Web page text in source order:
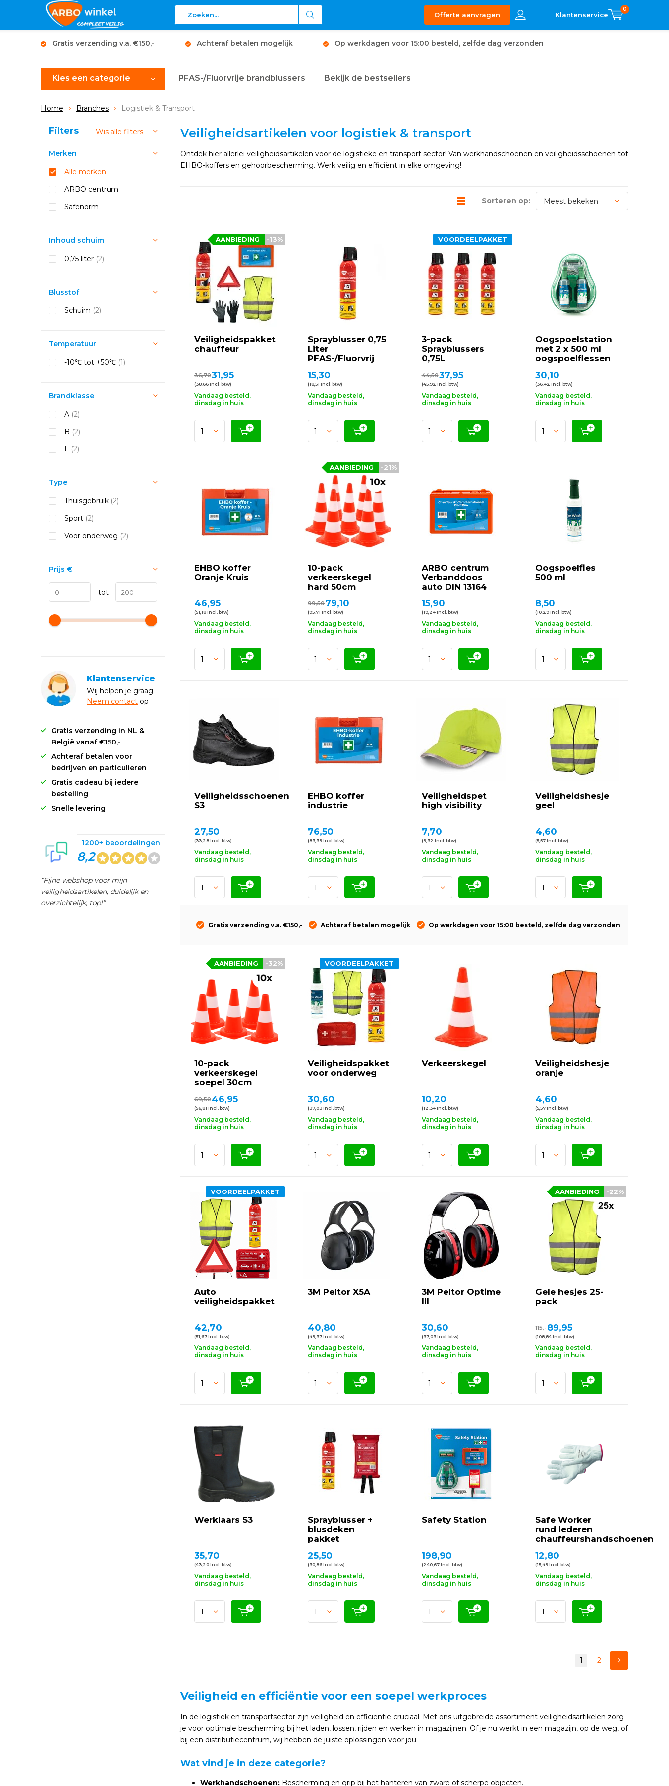
Offerte aanvragen
0
Gratis verzending v.a. €150,- Achteraf betalen mogelijk Op werkdagen voor 15:00 besteld, zelfde dag verzonden
Kies een categorie PFAS-/Fluorvrije brandblussers Bekijk de bestsellers
Home Branches Logistiek & Transport
Veiligheidsartikelen voor logistiek & transport
Ontdek hier allerlei veiligheidsartikelen voor de logistieke en transport sector! Van werkhandschoenen en veiligheidsschoenen tot
EHBO-koffers en gehoorbescherming. Werk veilig en efficiënt in elke omgeving!
Sorteren op:
Veiligheidspakket
chauffeur
-13%
AANBIEDING
36,7031,95
(38,66 Incl. btw)
Vandaag besteld,
dinsdag in huis
Sprayblusser 0,75
Liter
PFAS-/Fluorvrij
15,30
(18,51 Incl. btw)
Vandaag besteld,
dinsdag in huis
3-pack
Sprayblussers
0,75L
VOORDEELPAKKET
44,5037,95
(45,92 Incl. btw)
Vandaag besteld,
dinsdag in huis
Oogspoelstation
met 2 x 500 ml
oogspoelflessen
30,10
(36,42 Incl. btw)
Vandaag besteld,
dinsdag in huis
EHBO koffer
Oranje Kruis
46,95
(51,18 Incl. btw)
Vandaag besteld,
dinsdag in huis
10-pack
verkeerskegel
hard 50cm
-21%
AANBIEDING
99,5079,10
(95,71 Incl. btw)
Vandaag besteld,
dinsdag in huis
ARBO centrum
Verbanddoos
auto DIN 13164
15,90
(19,24 Incl. btw)
Vandaag besteld,
dinsdag in huis
Oogspoelfles
500 ml
8,50
(10,29 Incl. btw)
Vandaag besteld,
dinsdag in huis
Veiligheidsschoenen
S3
27,50
(33,28 Incl. btw)
Vandaag besteld,
dinsdag in huis
EHBO koffer
industrie
76,50
(83,39 Incl. btw)
Vandaag besteld,
dinsdag in huis
Veiligheidspet
high visibility
7,70
(9,32 Incl. btw)
Vandaag besteld,
dinsdag in huis
Veiligheidshesje
geel
4,60
(5,57 Incl. btw)
Vandaag besteld,
dinsdag in huis
Gratis verzending v.a. €150,- Achteraf betalen mogelijk Op werkdagen voor 15:00 besteld, zelfde dag verzonden
10-pack
verkeerskegel
soepel 30cm
-32%
AANBIEDING
69,5046,95
(56,81 Incl. btw)
Vandaag besteld,
dinsdag in huis
Veiligheidspakket
voor onderweg
VOORDEELPAKKET
30,60
(37,03 Incl. btw)
Vandaag besteld,
dinsdag in huis
Verkeerskegel
10,20
(12,34 Incl. btw)
Vandaag besteld,
dinsdag in huis
Veiligheidshesje
oranje
4,60
(5,57 Incl. btw)
Vandaag besteld,
dinsdag in huis
Auto
veiligheidspakket
VOORDEELPAKKET
42,70
(51,67 Incl. btw)
Vandaag besteld,
dinsdag in huis
3M Peltor X5A
40,80
(49,37 Incl. btw)
Vandaag besteld,
dinsdag in huis
3M Peltor Optime
III
30,60
(37,03 Incl. btw)
Vandaag besteld,
dinsdag in huis
Gele hesjes 25-
pack
-22%
AANBIEDING
115,-89,95
(108,84 Incl. btw)
Vandaag besteld,
dinsdag in huis
Werklaars S3
35,70
(43,20 Incl. btw)
Vandaag besteld,
dinsdag in huis
Sprayblusser +
blusdeken
pakket
25,50
(30,86 Incl. btw)
Vandaag besteld,
dinsdag in huis
Safety Station
198,90
(240,67 Incl. btw)
Vandaag besteld,
dinsdag in huis
Safe Worker
rund lederen
chauffeurshandschoenen
12,80
(15,49 Incl. btw)
Vandaag besteld,
dinsdag in huis
1 2
Veiligheid en efficiëntie voor een soepel werkproces
In de logistiek en transportsector zijn veiligheid en efficiëntie cruciaal. Met ons uitgebreide assortiment veiligheidsartikelen zorg
je voor optimale bescherming bij het laden, lossen, rijden en werken in magazijnen. Of je nu werkt in een magazijn, op de weg, of
bij een distributiecentrum, wij hebben de juiste oplossingen voor jou.
Wat vind je in deze categorie?
Werkhandschoenen: Bescherming en grip bij het hanteren van zware of scherpe objecten.
Sorteren op:
Filters Wis alle filters
Merken
Alle merken
ARBO centrum
Safenorm
Inhoud schuim
0,75 liter (2)
Blusstof
Schuim (2)
Temperatuur
-10℃ tot +50℃ (1)
Brandklasse
A (2)
B (2)
F (2)
Type
Thuisgebruik (2)
Sport (2)
Voor onderweg (2)
Prijs €
tot
Klantenservice
Wij helpen je graag.
Neem contact op
Gratis verzending in NL &
België vanaf €150,-
Achteraf betalen voor
bedrijven en particulieren
Gratis cadeau bij iedere
bestelling
Snelle levering
8,2
1200+ beoordelingen
“Fijne webshop voor mijn
veiligheidsartikelen, duidelijk en
overzichtelijk, top!”